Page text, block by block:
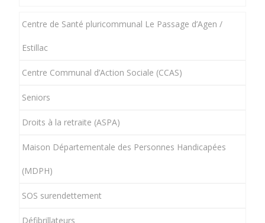
Centre de Santé pluricommunal Le Passage d’Agen /
Estillac
Centre Communal d’Action Sociale (CCAS)
Seniors
Droits à la retraite (ASPA)
Maison Départementale des Personnes Handicapées
(MDPH)
SOS surendettement
Défibrillateurs